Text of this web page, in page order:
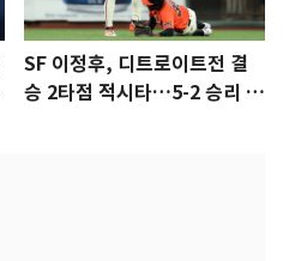
SF 이정후, 디트로이트전 결
승 2타점 적시타…5-2 승리 견